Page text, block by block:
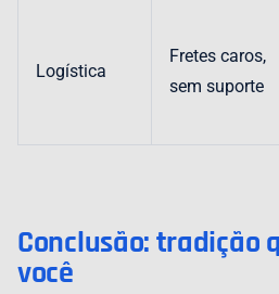
Logística
Fretes caros,
sem suporte
Conclusão: tradição
você